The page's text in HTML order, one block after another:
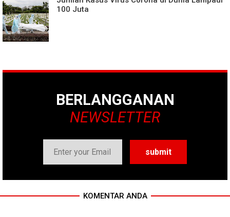
100 Juta
BERLANGGANAN
NEWSLETTER
KOMENTAR ANDA